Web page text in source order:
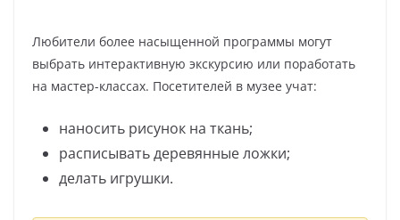
Любители более насыщенной программы могут
выбрать интерактивную экскурсию или поработать
на мастер-классах. Посетителей в музее учат:
наносить рисунок на ткань;
расписывать деревянные ложки;
делать игрушки.